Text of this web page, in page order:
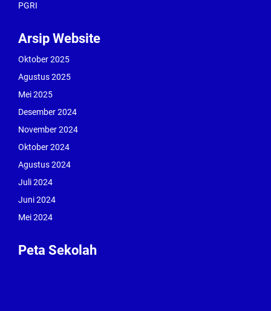
PGRI
Arsip Website
Oktober 2025
Agustus 2025
Mei 2025
Desember 2024
November 2024
Oktober 2024
Agustus 2024
Juli 2024
Juni 2024
Mei 2024
Peta Sekolah